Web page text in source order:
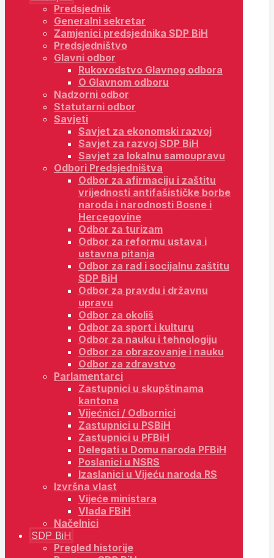
Predsjednik
Generalni sekretar
Zamjenici predsjednika SDP BiH
Predsjedništvo
Glavni odbor
Rukovodstvo Glavnog odbora
O Glavnom odboru
Nadzorni odbor
Statutarni odbor
Savjeti
Savjet za ekonomski razvoj
Savjet za razvoj SDP BiH
Savjet za lokalnu samoupravu
Odbori Predsjedništva
Odbor za afirmaciju i zaštitu
vrijednosti antifašističke borbe
naroda i narodnosti Bosne i
Hercegovine
Odbor za turizam
Odbor za reformu ustava i
ustavna pitanja
Odbor za rad i socijalnu zaštitu
SDP BiH
Odbor za pravdu i državnu
upravu
Odbor za okoliš
Odbor za sport i kulturu
Odbor za nauku i tehnologiju
Odbor za obrazovanje i nauku
Odbor za zdravstvo
Parlamentarci
Zastupnici u skupštinama
kantona
Vijećnici / Odbornici
Zastupnici u PSBiH
Zastupnici u PFBiH
Delegati u Domu naroda PFBiH
Poslanici u NSRS
Izaslanici u Vijeću naroda RS
Izvršna vlast
Vijeće ministara
Vlada FBiH
Načelnici
SDP BiH
Pregled historije